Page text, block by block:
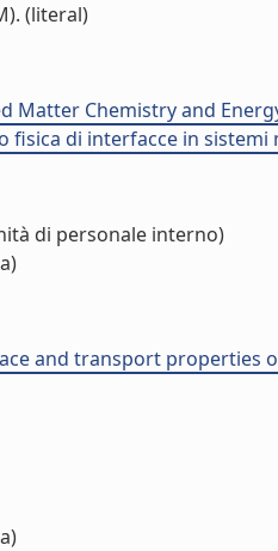
(literal)
Matter Chemistry and
fisica di interfacce in sistemi
di personale interno)
and transport properties